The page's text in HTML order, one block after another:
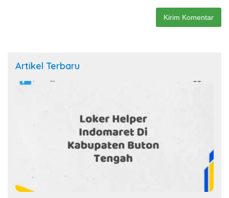
Artikel Terbaru